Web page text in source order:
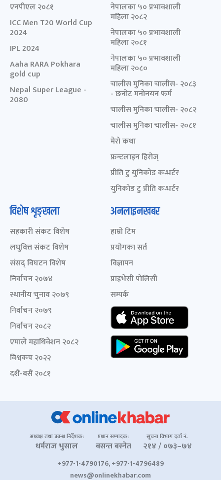
एनपीएल २०८१
ICC Men T20 World Cup
2024
IPL 2024
Aaha RARA Pokhara
gold cup
Nepal Super League -
2080
नेपालका ५० प्रभावशाली
महिला २०८२
नेपालका ५० प्रभावशाली
महिला २०८१
नेपालका ५० प्रभावशाली
महिला २०८०
चालीस मुनिका चालीस- २०८३
- छनोट मनोनयन फर्म
चालीस मुनिका चालीस- २०८२
चालीस मुनिका चालीस- २०८१
मेरो कथा
फ्रन्टलाइन हिरोज्
प्रीति टु युनिकोड कन्भर्टर
युनिकोड टु प्रीति कन्भर्टर
विशेष शृङ्खला
सहकारी संकट विशेष
लघुवित्त संकट विशेष
संसद् विघटन विशेष
निर्वाचन २०७४
स्थानीय चुनाव २०७९
निर्वाचन २०७९
निर्वाचन २०८२
एमाले महाधिवेशन २०८२
विश्वकप २०२२
दशैं-बसैं २०८१
अनलाइनखबर
हाम्रो टिम
प्रयोगका सर्त
विज्ञापन
प्राइभेसी पोलिसी
सम्पर्क
अध्यक्ष तथा प्रबन्ध निर्देशक:
धर्मराज भुसाल
प्रधान सम्पादक:
बसन्त बस्नेत
सूचना विभाग दर्ता नं.
२१४ / ०७३–७४
+977-1-4790176, +977-1-4796489
news@onlinekhabar.com